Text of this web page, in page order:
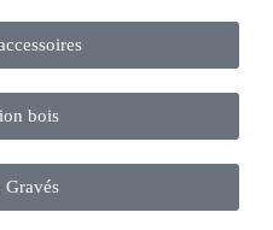
bois
Gravés